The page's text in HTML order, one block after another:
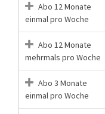
Abo 12 Monate
einmal pro Woche
Abo 12 Monate
mehrmals pro Woche
Abo 3 Monate
einmal pro Woche